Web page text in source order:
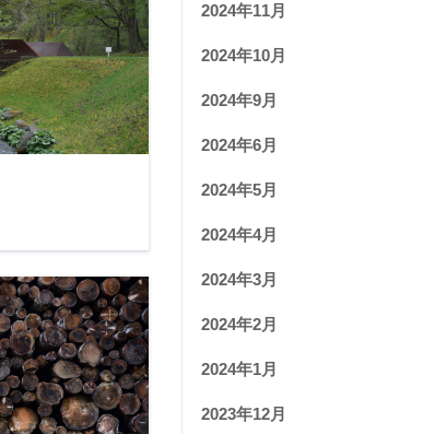
2024年11月
2024年10月
2024年9月
2024年6月
2024年5月
2024年4月
2024年3月
2024年2月
2024年1月
2023年12月